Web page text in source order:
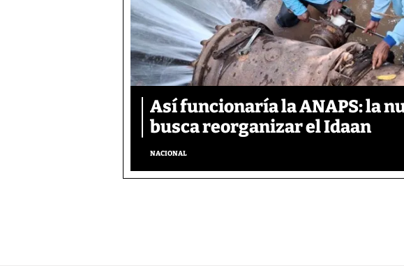
Así funcionaría la ANAPS: la
busca reorganizar el Idaan
NACIONAL